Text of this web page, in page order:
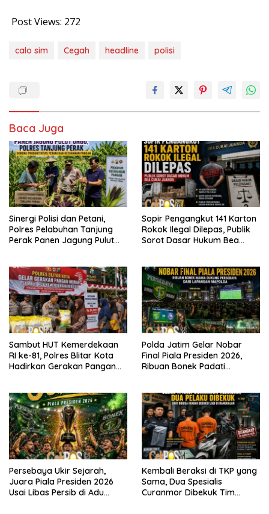
Post Views: 272
calo sim Cegah headline polisi
Baca Juga
Sinergi Polisi dan Petani,
Polres Pelabuhan Tanjung
Perak Panen Jagung Pulut
Sopir Pengangkut 141 Karton
Rokok Ilegal Dilepas, Publik
Sorot Dasar Hukum Bea
Sambut HUT Kemerdekaan
RI ke-81, Polres Blitar Kota
Hadirkan Gerakan Pangan
Polda Jatim Gelar Nobar
Final Piala Presiden 2026,
Ribuan Bonek Padati
Persebaya Ukir Sejarah,
Juara Piala Presiden 2026
Usai Libas Persib di Adu
Kembali Beraksi di TKP yang
Sama, Dua Spesialis
Curanmor Dibekuk Tim